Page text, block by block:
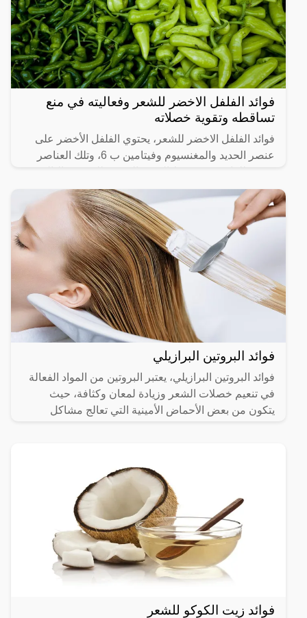
فوائد الفلفل الاخضر للشعر وفعاليته في منع
تساقطه وتقوية خصلاته
فوائد الفلفل الاخضر للشعر، يحتوي الفلفل الأخضر على
عنصر الحديد والمغنسيوم وفيتامين ب 6، وتلك العناصر
يعالج
فوائد البروتين البرازيلي
فوائد البروتين البرازيلي، يعتبر البروتين من المواد الفعالة
في تنعيم خصلات الشعر وزيادة لمعان وكثافة، حيث
يتكون من بعض الأحماض الأمينية التي تعالج مشاكل
فوائد زيت الكوكو للشعر